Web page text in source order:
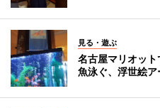
見る・遊ぶ
名古屋マリオッ
魚泳ぐ、浮世絵ア